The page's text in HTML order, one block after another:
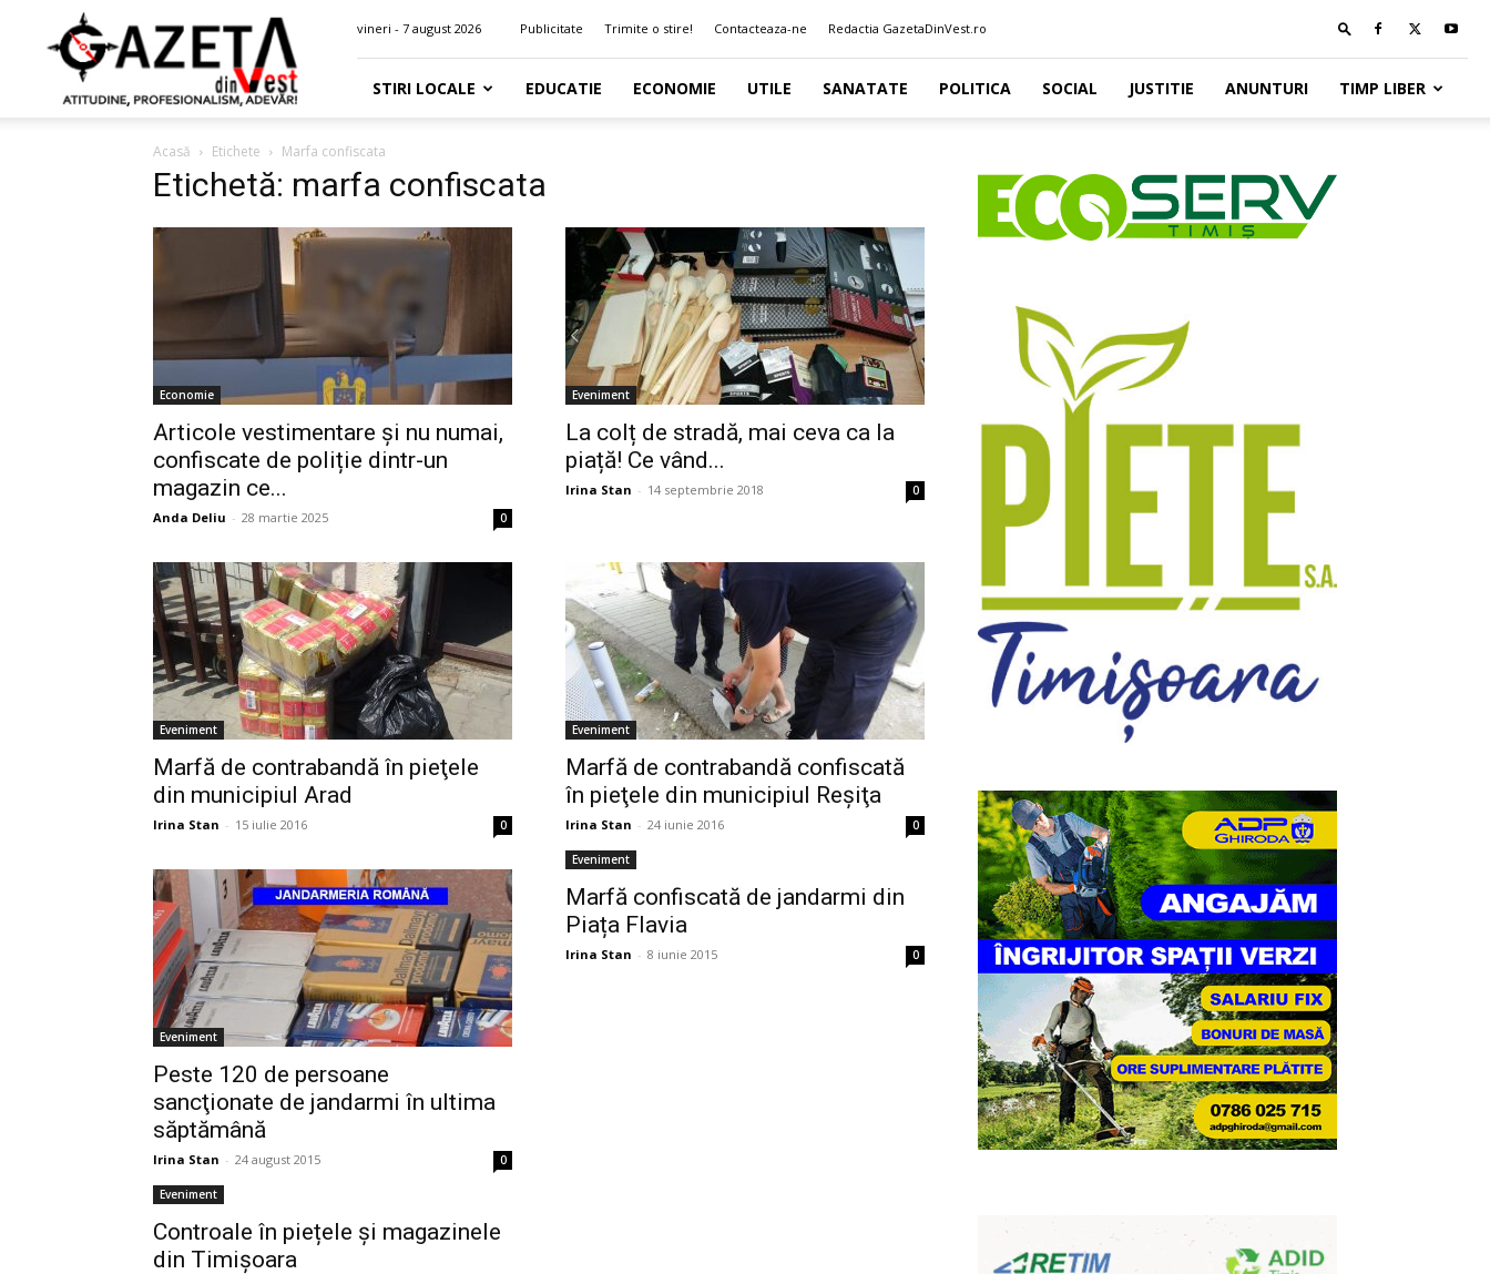
Gazeta
din
Vest
vineri - 7 august 2026 Publicitate Trimite o stire! Contacteaza-ne Redactia GazetaDinVest.ro
STIRI LOCALE EDUCATIE ECONOMIE UTILE SANATATE POLITICA SOCIAL JUSTITIE ANUNTURI TIMP LIBER
Acasă Etichete Marfa confiscata
Etichetă: marfa confiscata
Economie
Articole vestimentare și nu numai,
confiscate de poliție dintr-un
magazin ce...
Anda Deliu - 28 martie 2025 0
Eveniment
La colț de stradă, mai ceva ca la
piață! Ce vând...
Irina Stan - 14 septembrie 2018 0
Eveniment
Marfă de contrabandă în pieţele
din municipiul Arad
Irina Stan - 15 iulie 2016 0
Eveniment
Marfă de contrabandă confiscată
în pieţele din municipiul Reşiţa
Irina Stan - 24 iunie 2016 0
Eveniment
Peste 120 de persoane
sancţionate de jandarmi în ultima
săptămână
Irina Stan - 24 august 2015 0
Eveniment
Marfă confiscată de jandarmi din
Piața Flavia
Irina Stan - 8 iunie 2015 0
Eveniment
Controale în piețele și magazinele
din Timișoara